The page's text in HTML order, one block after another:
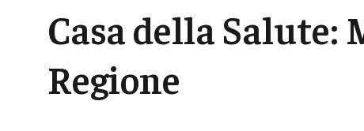
Casa della
Regione